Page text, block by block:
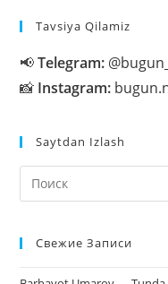
Tavsiya Qilamiz
📢Telegram:
📸 Instagram:
Saytdan Izlash
Свежие Записи